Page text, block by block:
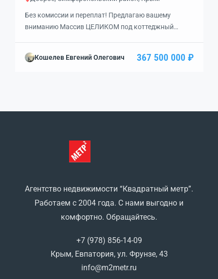
Без комиссии и переплат! Предлагаю вашему
вниманию Массив ЦЕЛИКОМ под коттеджный
поблизости и неповторимыми горными пейзажами!
Кошелев Евгений Олегович 367 500 000 ₽
Агентство недвижимости “Квадратный метр”.
Работаем с 2004 года. С нами выгодно и
комфортно. Обращайтесь.
+7 (978) 856-14-09
Крым, Евпатория, ул. Фрунзе, 43
info@m2metr.ru